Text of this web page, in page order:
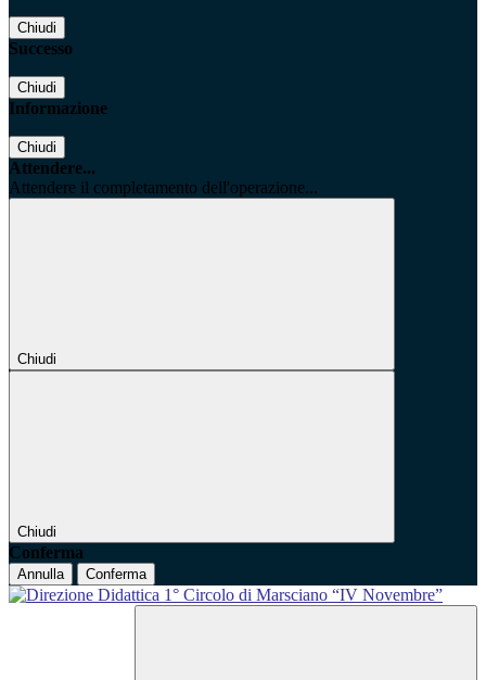
Chiudi
Successo
Chiudi
Informazione
Chiudi
Attendere...
Attendere il completamento dell'operazione...
Chiudi
Chiudi
Conferma
Annulla Conferma